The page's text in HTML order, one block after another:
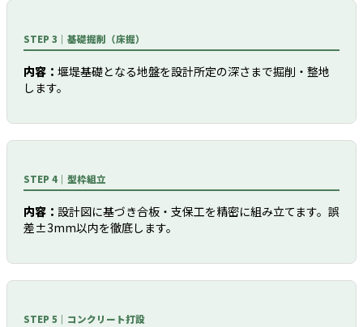
STEP 3｜基礎掘削（床掘）
内容： 堰堤基礎となる地盤を設計所定の深さまで掘削・整地
します。
STEP 4｜型枠組立
内容： 設計図に基づき合板・支保工を精密に組み立てます。誤
差±3mm以内を徹底します。
STEP 5｜コンクリート打設